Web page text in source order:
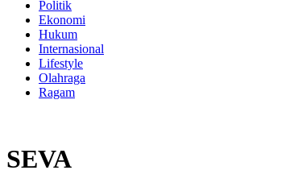
Politik
Ekonomi
Hukum
Internasional
Lifestyle
Olahraga
Ragam
SEVA